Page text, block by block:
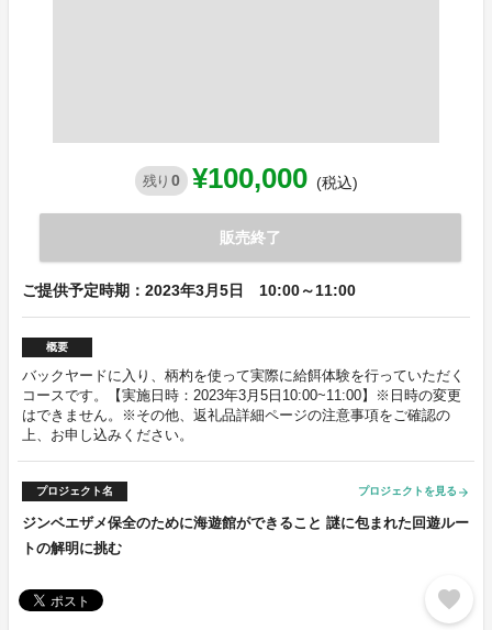
残り 0 ¥100,000 (税込)
販売終了
ご提供予定時期：2023年3月5日 10:00～11:00
概要
バックヤードに入り、柄杓を使って実際に給餌体験を行っていただく
コースです。【実施日時：2023年3月5日10:00~11:00】※日時の変更
はできません。※その他、返礼品詳細ページの注意事項をご確認の
上、お申し込みください。
プロジェクト名 プロジェクトを見る arrow_forward
ジンベエザメ保全のために海遊館ができること 謎に包まれた回遊ルー
トの解明に挑む
favorite